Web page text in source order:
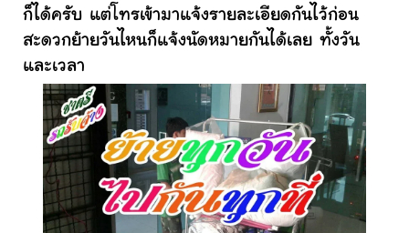
ก็ได้ครับ แต่โทรเข้ามาแจ้งรายละเอียดกันไว้ก่อน
สะดวกย้ายวันไหนก็แจ้งนัดหมายกันได้เลย ทั้งวัน
และเวลา